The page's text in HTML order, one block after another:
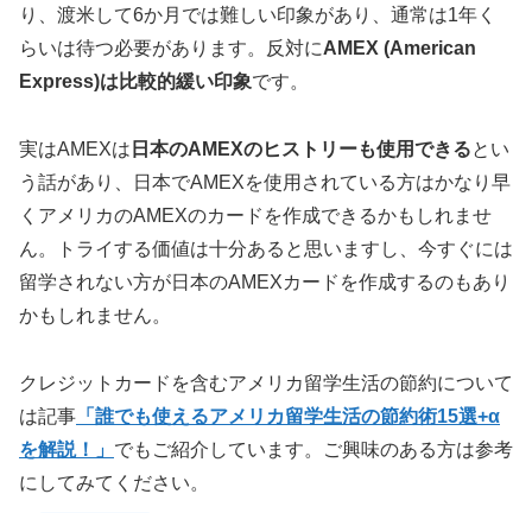
り、渡米して6か月では難しい印象があり、通常は1年く
らいは待つ必要があります。反対にAMEX (American
Express)は比較的緩い印象です。
実はAMEXは 日本のAMEXのヒストリーも使用できるとい
う話があり、日本でAMEXを使用されている方はかなり早
くアメリカのAMEXのカードを作成できるかもしれませ
ん。トライする価値は十分あると思いますし、今すぐには
留学されない方が日本のAMEXカードを作成するのもあり
かもしれません。
クレジットカードを含むアメリカ留学生活の節約について
は記事 「誰でも使えるアメリカ留学生活の節約術15選+α
を解説！」 でもご紹介しています。ご興味のある方は参考
にしてみてください。